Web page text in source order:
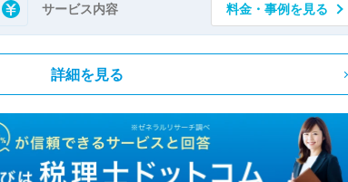
サービス内容 料金・事例を見る
詳細を見る